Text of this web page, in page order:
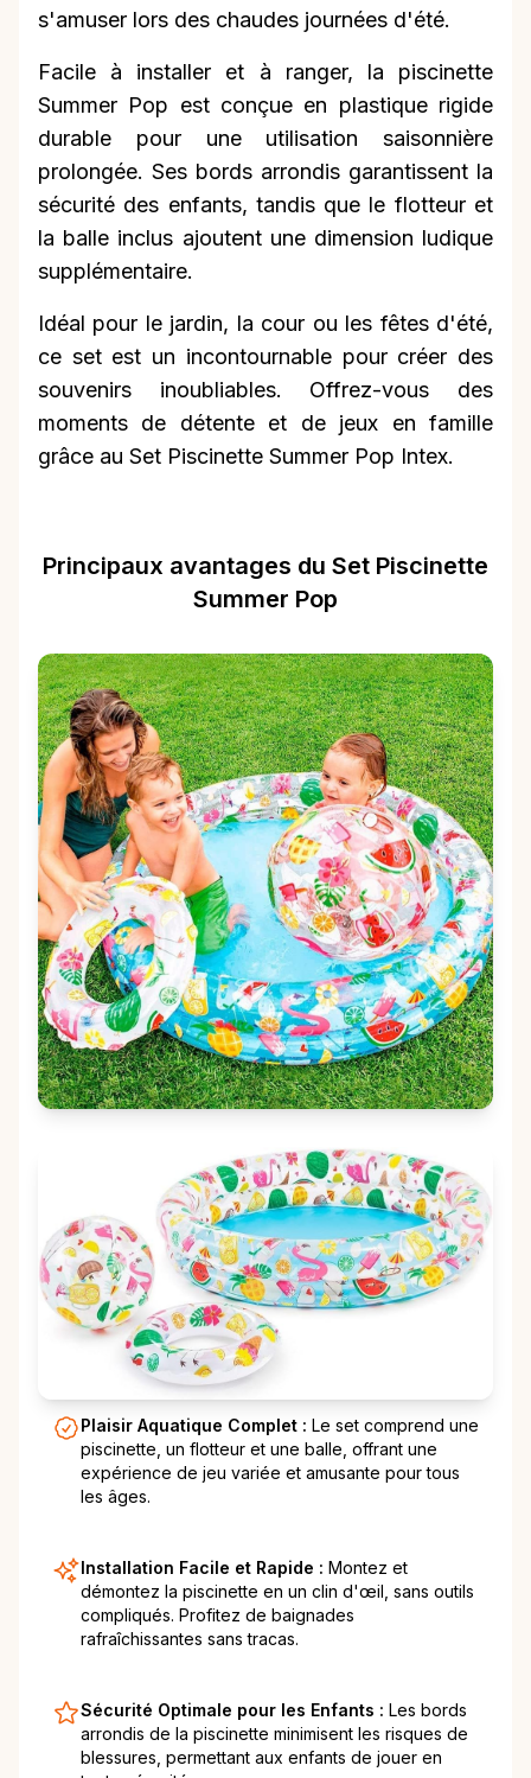
s'amuser lors des chaudes journées d'été.
Facile à installer et à ranger, la piscinette
Summer Pop est conçue en plastique rigide
durable pour une utilisation saisonnière
prolongée. Ses bords arrondis garantissent la
sécurité des enfants, tandis que le flotteur et
la balle inclus ajoutent une dimension ludique
supplémentaire.
Idéal pour le jardin, la cour ou les fêtes d'été,
ce set est un incontournable pour créer des
souvenirs inoubliables. Offrez-vous des
moments de détente et de jeux en famille
grâce au Set Piscinette Summer Pop Intex.
Principaux avantages du Set Piscinette
Summer Pop
Plaisir Aquatique Complet : Le set comprend une
piscinette, un flotteur et une balle, offrant une
expérience de jeu variée et amusante pour tous
les âges.
Installation Facile et Rapide : Montez et
démontez la piscinette en un clin d'œil, sans outils
compliqués. Profitez de baignades
rafraîchissantes sans tracas.
Sécurité Optimale pour les Enfants : Les bords
arrondis de la piscinette minimisent les risques de
blessures, permettant aux enfants de jouer en